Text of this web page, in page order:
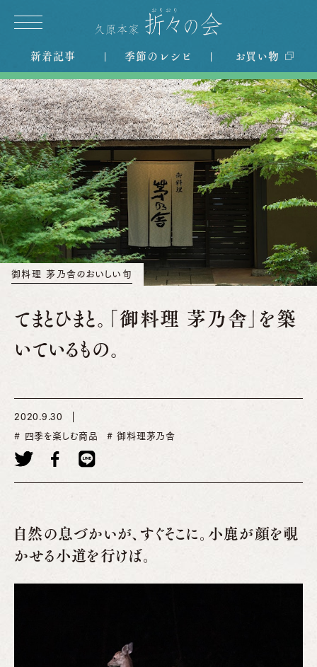
御料理 茅乃舎のおいしい旬
てまとひまと。「御料理 茅乃舎」を築
いているもの。
2020.9.30
四季を楽しむ商品 御料理茅乃舎
自然の息づかいが、すぐそこに。小鹿が顔を覗
かせる小道を行けば。
新着記事 季節のレシピ お買い物